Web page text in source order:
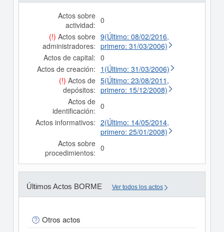
Actos sobre
actividad: 0
(!) Actos sobre
administradores:
9(Último: 08/02/2016,
primero: 31/03/2006)
Actos de capital: 0
Actos de creación: 1(Último: 31/03/2006)
(!) Actos de
depósitos:
5(Último: 23/08/2011,
primero: 15/12/2008)
Actos de
identificación: 0
Actos informativos: 2(Último: 14/05/2014,
primero: 25/01/2008)
Actos sobre
procedimientos: 0
Últimos Actos BORME Ver todos los actos
Otros actos